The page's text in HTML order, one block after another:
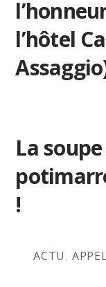
l’hôtel
La
!
ACTU,